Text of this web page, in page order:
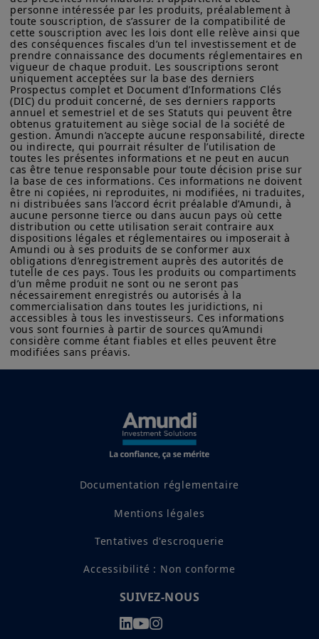
Lire l'article complet sur
Amundi Research Center
Partagez
peuvent évoluer dans le temps et être mises à jour par Amundi
Asset Management, sans préavis et à tout moment.
Votre accès à ce site est soumis au respect de la
réglementation française en vigueur et aux «Mentions légales /
Conditions générales d’accès au site».
En choisissant d’accéder à notre site, vous reconnaissez avoir
pris connaissance de ces Conditions et les avoir acceptées.
Nous vous conseillons, dans votre intérêt, de les lire
attentivement.
personne intéressée par les produits, préalablement à
toute souscription, de s’assurer de la compatibilité de
cette souscription avec les lois dont elle relève ainsi que
des conséquences fiscales d’un tel investissement et de
prendre connaissance des documents réglementaires en
vigueur de chaque produit. Les souscriptions seront
uniquement acceptées sur la base des derniers
Prospectus complet et Document d’Informations Clés
(DIC) du produit concerné, de ses derniers rapports
annuel et semestriel et de ses Statuts qui peuvent être
obtenus gratuitement au siège social de la société de
gestion. Amundi n’accepte aucune responsabilité, directe
ou indirecte, qui pourrait résulter de l’utilisation de
toutes les présentes informations et ne peut en aucun
cas être tenue responsable pour toute décision prise sur
la base de ces informations. Ces informations ne doivent
être ni copiées, ni reproduites, ni modifiées, ni traduites,
ni distribuées sans l’accord écrit préalable d’Amundi, à
aucune personne tierce ou dans aucun pays où cette
distribution ou cette utilisation serait contraire aux
dispositions légales et réglementaires ou imposerait à
Amundi ou à ses produits de se conformer aux
obligations d’enregistrement auprès des autorités de
tutelle de ces pays. Tous les produits ou compartiments
d’un même produit ne sont ou ne seront pas
nécessairement enregistrés ou autorisés à la
commercialisation dans toutes les juridictions, ni
accessibles à tous les investisseurs. Ces informations
vous sont fournies à partir de sources qu’Amundi
considère comme étant fiables et elles peuvent être
modifiées sans préavis.
Documentation réglementaire
Mentions légales
Tentatives d'escroquerie
Accessibilité : Non conforme
SUIVEZ-NOUS